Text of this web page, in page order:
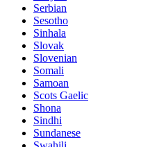
Serbian
Sesotho
Sinhala
Slovak
Slovenian
Somali
Samoan
Scots Gaelic
Shona
Sindhi
Sundanese